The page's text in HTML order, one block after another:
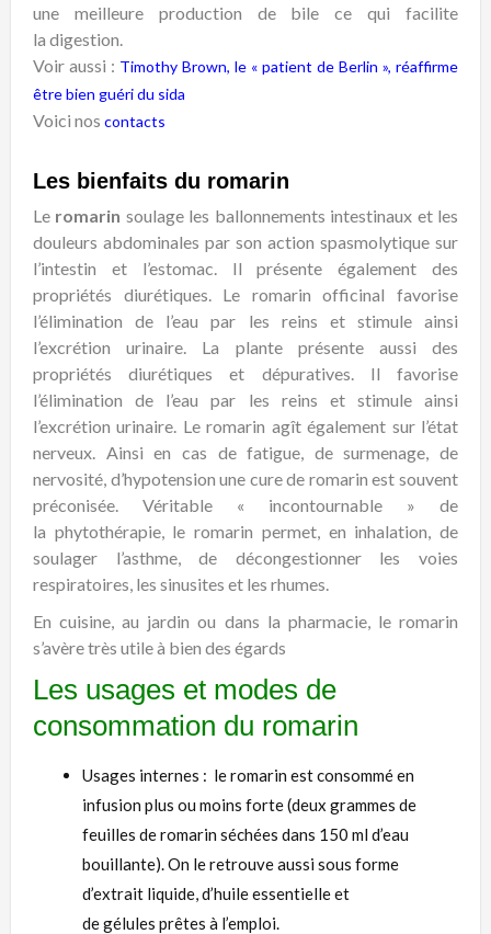
une meilleure production de bile ce qui facilite
la digestion
Voir aussi : Timothy Brown, le « patient de Berlin », réaffirme
être bien guéri du sida
Voici nos contacts
Les bienfaits du romarin
Le romarin soulage les ballonnements intestinaux et les
douleurs abdominales par son action spasmolytique sur
l’intestin et l’estomac. Il présente également des
propriétés diurétiques. Le romarin officinal favorise
l’élimination de l’eau par les reins et stimule ainsi
l’excrétion urinaire. La plante présente aussi des
propriétésdiurétiques et dépuratives . Il favorise
l’élimination de l’eau par les reins et stimule ainsi
l’excrétion urinaire. Le romarin agît également sur l’état
nerveux. Ainsi en cas de fatigue , de surmenage, de
nervosité, d’hypotension une cure de romarin est souvent
préconisée. Véritable « incontournable » de
la phytothérapie, le romarin permet, en inhalation , de
soulager l’asthme, de décongestionner les voies
respiratoires, les sinusites et les rhumes.
En cuisine, au jardin ou dans la pharmacie, le romarin
s’avère très utile à bien des égards
Les usages et modes de
consommation du romarin
Usages internes : le romarin est consommé en
infusion plus ou moins forte (deux grammes de
feuilles de romarin séchées dans 150 ml d’eau
bouillante). On le retrouve aussi sous forme
d’extrait liquide , d’huile essentielleet
degélules prêtes à l’emploi.